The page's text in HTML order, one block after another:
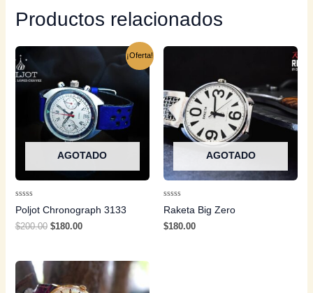
Productos relacionados
¡Oferta!
AGOTADO
Valorado
con
0
de
Poljot Chronograph 3133
$200.00 $180.00
AGOTADO
Valorado
con
0
de
Raketa Big Zero
$180.00